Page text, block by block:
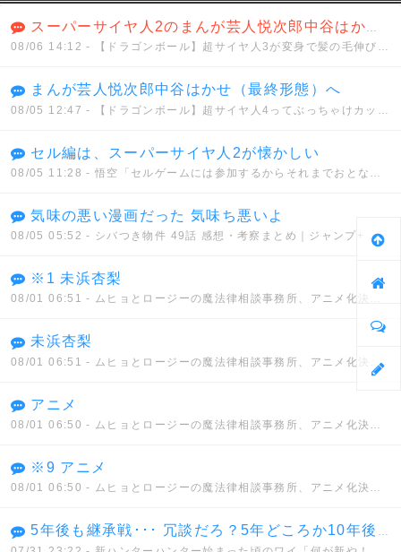
スーパーサイヤ人2のまんが芸人悦次郎中谷はかせ（ハイパー）
08/06 14:12 - 【ドラゴンボール】超サイヤ人3が変身で髪の毛伸びるのは分かるけどさwwwwww
まんが芸人悦次郎中谷はかせ（最終形態）へ
08/05 12:47 - 【ドラゴンボール】超サイヤ人4ってぶっちゃけカッコイイと思う？？？
セル編は、スーパーサイヤ人2が懐かしい
08/05 11:28 - 悟空「セルゲームには参加するからそれまでおとなしくしてろ」セル「うん、わかった」
気味の悪い漫画だった 気味ち悪いよ
08/05 05:52 - シバつき物件 49話 感想・考察まとめ｜ジャンプ+ 大森えす 【読者の反応】
※1 未浜杏梨
08/01 06:51 - ムヒョとロージーの魔法律相談事務所、アニメ化決定！！
未浜杏梨
08/01 06:51 - ムヒョとロージーの魔法律相談事務所、アニメ化決定！！
アニメ
08/01 06:50 - ムヒョとロージーの魔法律相談事務所、アニメ化決定！！
※9 アニメ
08/01 06:50 - ムヒョとロージーの魔法律相談事務所、アニメ化決定！！
5年後も継承戦･･･ 冗談だろ？5年どころか10年後も継承戦だぜ･･･